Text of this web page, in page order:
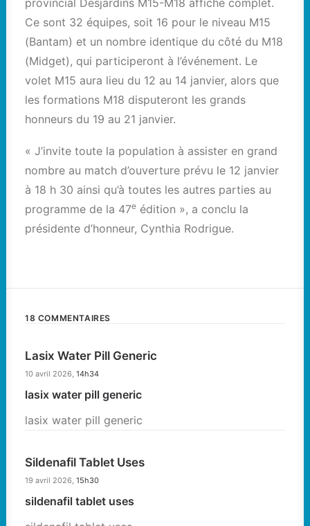
provincial Desjardins M15-M18 affiche complet.
Ce sont 32 équipes, soit 16 pour le niveau M15
(Bantam) et un nombre identique du côté du M18
(Midget), qui participeront à l’événement. Le
volet M15 aura lieu du 12 au 14 janvier, alors que
les formations M18 disputeront les grands
honneurs du 19 au 21 janvier.
« J’invite toute la population à assister en grand
nombre au match d’ouverture prévu le 12 janvier
à 18 h 30 ainsi qu’à toutes les autres parties au
programme de la 47e édition », a conclu la
présidente d’honneur, Cynthia Rodrigue.
18 COMMENTAIRES
Lasix Water Pill Generic
10 avril 2026, 14h34
lasix water pill generic
lasix water pill generic
Sildenafil Tablet Uses
19 avril 2026, 15h30
sildenafil tablet uses